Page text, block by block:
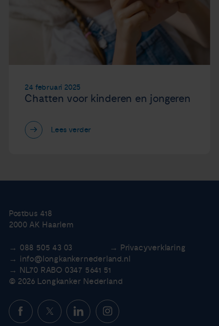
24 februari 2025
Chatten voor kinderen en jongeren
Lees verder
Postbus 418
2000 AK Haarlem
088 505 43 03
Privacyverklaring
info@longkankernederland.nl
NL70 RABO 0347 5641 51
© 2026 Longkanker Nederland